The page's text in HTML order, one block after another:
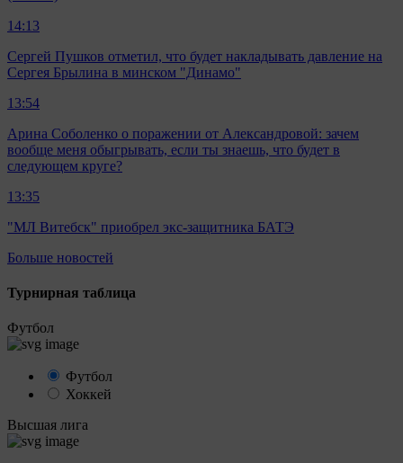
14:13
Сергей Пушков отметил, что будет накладывать давление на
Сергея Брылина в минском "Динамо"
13:54
Арина Соболенко о поражении от Александровой: зачем
вообще меня обыгрывать, если ты знаешь, что будет в
следующем круге?
13:35
"МЛ Витебск" приобрел экс-защитника БАТЭ
Больше новостей
Турнирная таблица
Футбол
Футбол
Хоккей
Высшая лига